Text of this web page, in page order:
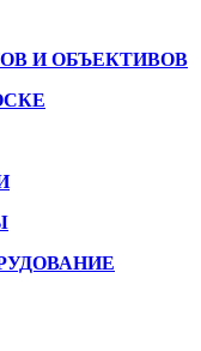
И ОБЪЕКТИВОВ